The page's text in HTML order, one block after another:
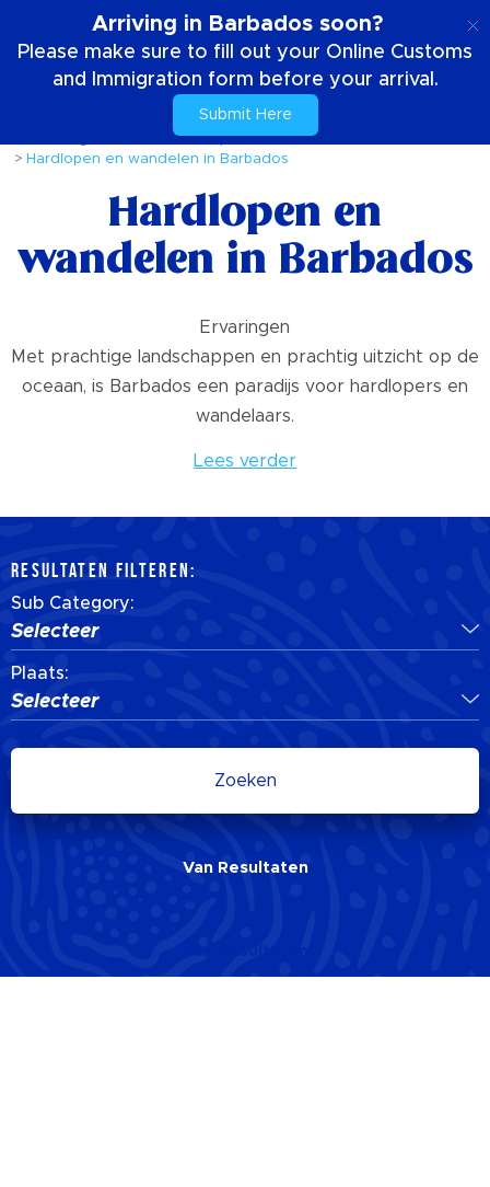
Arriving in Barbados soon?
Please make sure to fill out your Online Customs
and Immigration form before your arrival.
Submit Here
Dingen om te doen
Sport
Hardlopen en wandelen in Barbados
Hardlopen en
wandelen in Barbados
Ervaringen
Met prachtige landschappen en prachtig uitzicht op de
oceaan, is Barbados een paradijs voor hardlopers en
wandelaars.
Lees verder
RESULTATEN FILTEREN:
Sub Category:
Selecteer
Plaats:
Selecteer
Zoeken
Van Resultaten